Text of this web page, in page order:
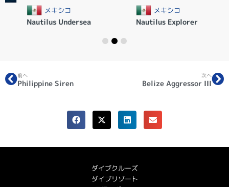
メキシコ
Nautilus Undersea
メキシコ
Nautilus Explorer
前へ
Philippine Siren
次へ
Belize Aggressor III
ダイブクルーズ
ダイブリゾート